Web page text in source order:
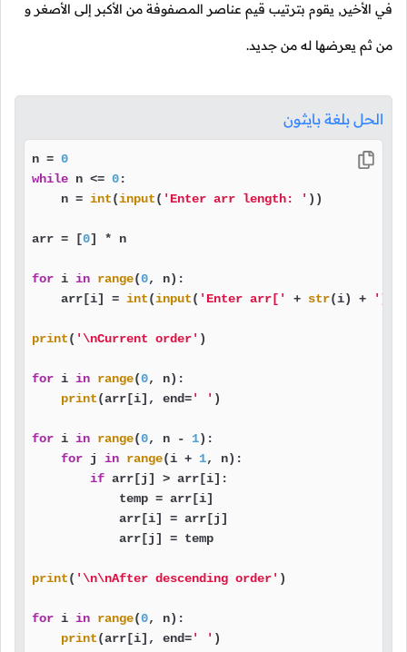
في الأخير, يقوم بترتيب قيم عناصر المصفوفة من الأكبر إلى الأصغر و
من ثم يعرضها له من جديد.
الحل بلغة بايثون
n = 0
while n <= 0:
    n =
int(input( 'Enter arr length: ' ))
arr = [0] * n
for i in range(0, n):
    arr[i] =
int(input( 'Enter arr[' + str(i) + ']:
print( '\nCurrent order' )
for i in range(0, n):
print(arr[i], end=' ' )
for i in range(0, n - 1):
for j in range(i + 1, n):
if arr[j] > arr[i]:
            temp = arr[i]
            arr[i] = arr[j]
            arr[j] = temp
print( '\n\nAfter descending order' )
for i in range(0, n):
print(arr[i], end=' ' )